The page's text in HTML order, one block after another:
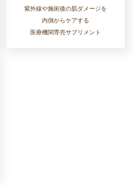
紫外線や施術後の肌ダメージを
内側からケアする
医療機関専売サプリメント